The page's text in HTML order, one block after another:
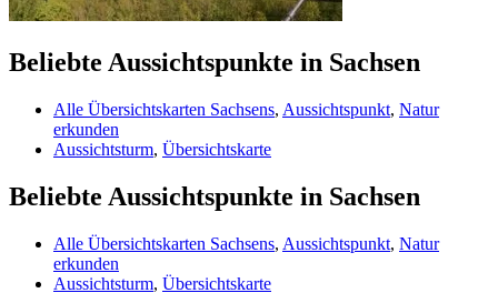
Beliebte Aussichtspunkte in Sachsen
Alle Übersichtskarten Sachsens, Aussichtspunkt, Natur
erkunden
Aussichtsturm, Übersichtskarte
Beliebte Aussichtspunkte in Sachsen
Alle Übersichtskarten Sachsens, Aussichtspunkt, Natur
erkunden
Aussichtsturm, Übersichtskarte